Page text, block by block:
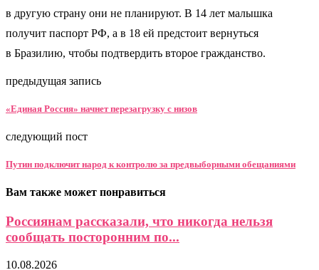
в другую страну они не планируют. В 14 лет малышка
получит паспорт РФ, а в 18 ей предстоит вернуться
в Бразилию, чтобы подтвердить второе гражданство.
предыдущая запись
«Единая Россия» начнет перезагрузку с низов
следующий пост
Путин подключит народ к контролю за предвыборными обещаниями
Вам также может понравиться
Россиянам рассказали, что никогда нельзя
сообщать посторонним по...
10.08.2026